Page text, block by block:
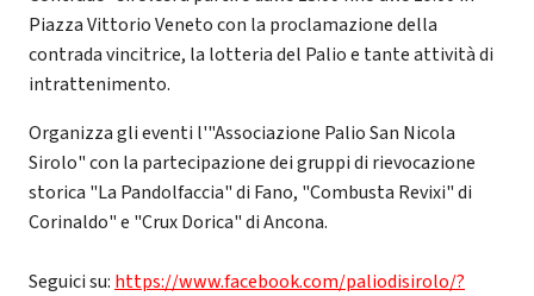
Piazza Vittorio Veneto con la proclamazione della
contrada vincitrice, la lotteria del Palio e tante attività di
intrattenimento.
Organizza gli eventi l'"Associazione Palio San Nicola
Sirolo" con la partecipazione dei gruppi di rievocazione
storica "La Pandolfaccia" di Fano, "Combusta Revixi" di
Corinaldo" e "Crux Dorica" di Ancona.
Seguici su: https://www.facebook.com/paliodisirolo/?